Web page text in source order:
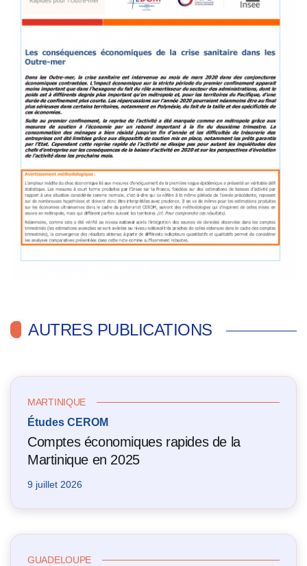
AUTRES PUBLICATIONS
MARTINIQUE
Études CEROM
Comptes économiques rapides de la
Martinique en 2025
9 juillet 2026
GUADELOUPE